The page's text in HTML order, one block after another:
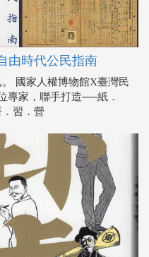
由時代公民指南
國家人權博物館X臺灣民
專家，聯手打造──紙．
．習．營